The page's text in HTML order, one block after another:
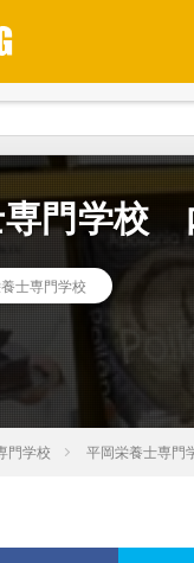
専門学校
士専門学校
門学校 平岡栄養士専